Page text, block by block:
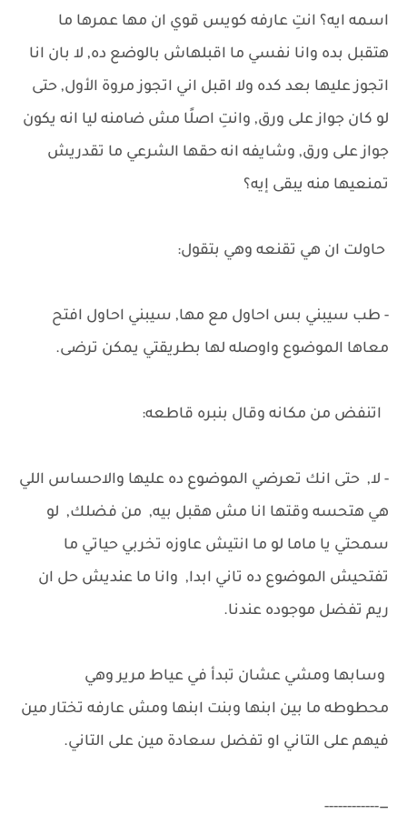
اسمه ايه؟ انتِ عارفه كويس قوي ان مها عمرها ما
هتقبل بده وانا نفسي ما اقبلهاش بالوضع ده, لا بان انا
اتجوز عليها بعد كده ولا اقبل اني اتجوز مروة الأول, حتى
لو كان جواز على ورق, وانتِ اصلًا مش ضامنه ليا انه يكون
جواز على ورق, وشايفه انه حقها الشرعي ما تقدريش
تمنعيها منه يبقى إيه؟
حاولت ان هي تقنعه وهي بتقول:
- طب سيبني بس احاول مع مها, سيبني احاول افتح
معاها الموضوع واوصله لها بطريقتي يمكن ترضى.
اتنفض من مكانه وقال بنبره قاطعه:
- لا, حتى انك تعرضي الموضوع ده عليها والاحساس اللي
هي هتحسه وقتها انا مش هقبل بيه, من فضلك, لو
سمحتي يا ماما لو ما انتيش عاوزه تخربي حياتي ما
تفتحيش الموضوع ده تاني ابدا, وانا ما عنديش حل ان
ريم تفضل موجوده عندنا.
وسابها ومشي عشان تبدأ في عياط مرير وهي
محطوطه ما بين ابنها وبنت ابنها ومش عارفه تختار مين
فيهم على التاني او تفضل سعادة مين على التاني.
—------------